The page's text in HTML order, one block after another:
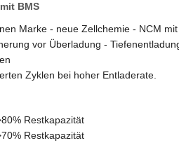
BMS
Marke - neue Zellchemie - NCM
vor Überladung -
Zyklen bei hoher Entladerate.
Restkapazität
Restkapazität